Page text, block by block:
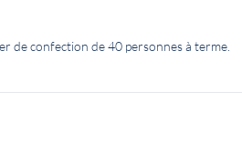
de confection de 40 personnes à terme.